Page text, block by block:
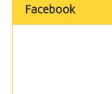
Facebook